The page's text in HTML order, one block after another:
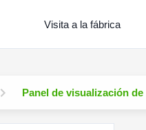
Visita a la fábrica
Panel de visualización de